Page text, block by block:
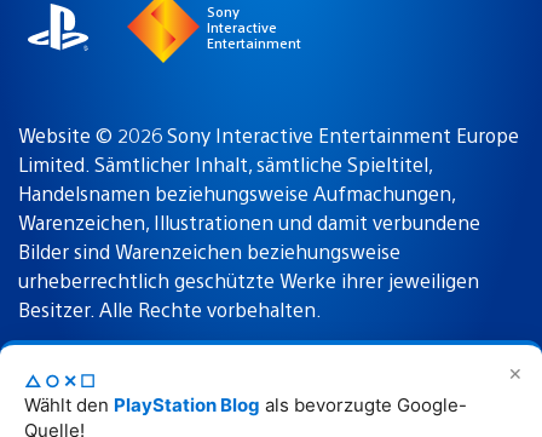
✕
△○✕☐
Wählt den PlayStation Blog als bevorzugte Google-
Quelle!
Sony
Interactive
Entertainment
Website © 2026 Sony Interactive Entertainment Europe
Limited. Sämtlicher Inhalt, sämtliche Spieltitel,
Handelsnamen beziehungsweise Aufmachungen,
Warenzeichen, Illustrationen und damit verbundene
Bilder sind Warenzeichen beziehungsweise
urheberrechtlich geschützte Werke ihrer jeweiligen
Besitzer. Alle Rechte vorbehalten.
Nutzungsbedingungen Datenschutzrichtlinie